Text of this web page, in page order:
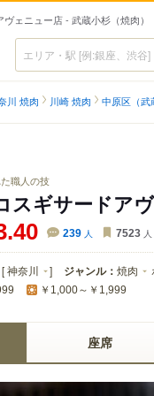
ェニュー店 - 武蔵小杉（焼肉）
食べログ
川 焼肉 川崎 焼肉 中原区（武
職人の技
スギサードア
239 人 7523 人
[神奈川 ] ジャンル： 焼肉
￥1,000～￥1,999
座席